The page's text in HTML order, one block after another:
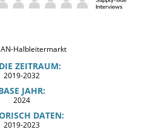
ZEITRAUM:
2019-2032
JAHR:
2024
DATEN:
2019-2023